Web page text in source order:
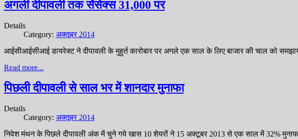
अगली दीपावली तक सेंसेक्स 31,000 पर
Details
Category: अक्तूबर 2014
आईसीआईसीआई डायरेक्ट ने दीपावली के मुहुर्त कारोबार पर अगले एक साल के लिए बाजार की चाल को
Read more...
पिछली दीपावली से साल भर में शानदार मुनाफा
Details
Category: अक्तूबर 2014
निवेश मंथन के पिछले दीपावली अंक में चुने गये खास 10 शेयरों ने 15 अक्टूबर 2013 से एक साल में 32% मुनाफा